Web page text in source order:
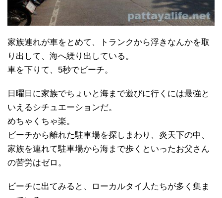
家族連れが車をとめて、トランクから浮きなんかを取
り出して、海へ繰り出している。
車を下りて、5秒でビーチ。
日曜日に家族でちょいと海まで遊びに行くには最強と
いえるシチュエーションだ。
めちゃくちゃ楽。
ビーチから離れた駐車場を探しまわり、炎天下の中、
家族を連れて駐車場から海まで歩くといったお父さん
の苦労はゼロ。
ビーチに出てみると、ローカルタイ人たちが多く集ま